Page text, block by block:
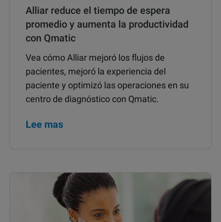
Alliar reduce el tiempo de espera
promedio y aumenta la productividad
con Qmatic
Vea cómo Alliar mejoró los flujos de
pacientes, mejoró la experiencia del
paciente y optimizó las operaciones en su
centro de diagnóstico con Qmatic.
Lee mas